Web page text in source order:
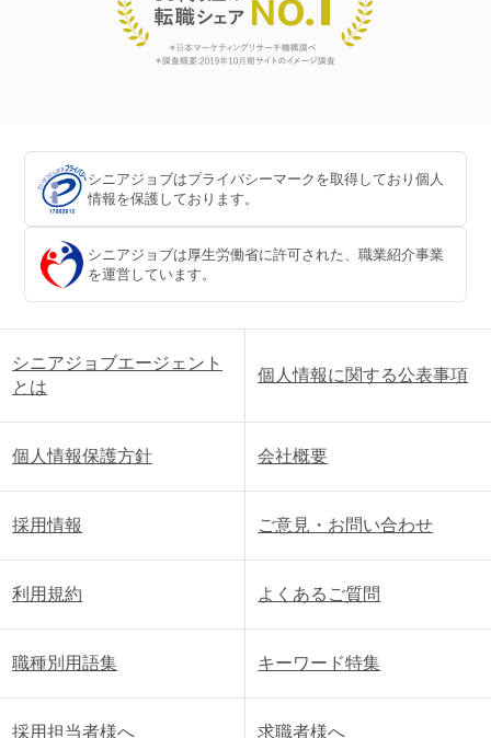
シニアジョブはプライバシーマークを取得しており個人
情報を保護しております。
シニアジョブは厚生労働省に許可された、職業紹介事業
を運営しています。
シニアジョブエージェント
とは
個人情報に関する公表事項
個人情報保護方針 会社概要
採用情報 ご意見・お問い合わせ
利用規約 よくあるご質問
職種別用語集 キーワード特集
採用担当者様へ 求職者様へ